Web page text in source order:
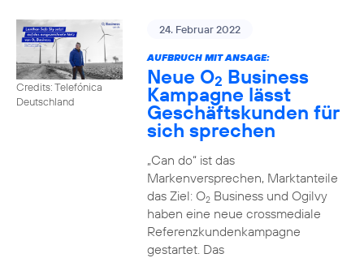
Credits: Telefónica
Deutschland
24. Februar 2022
AUFBRUCH MIT ANSAGE:
Neue O2 Business
Kampagne lässt
Geschäftskunden für
sich sprechen
„Can do“ ist das
Markenversprechen, Marktanteile
das Ziel: O2Business und Ogilvy
haben eine neue crossmediale
Referenzkundenkampagne
gestartet. Das